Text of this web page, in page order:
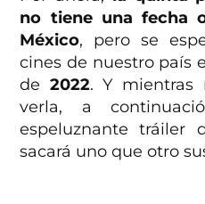
no tiene una fecha
México, pero se
cines de nuestro país
de 2022. Y mientras
verla, a
espeluznante tráiler
sacará uno que otro